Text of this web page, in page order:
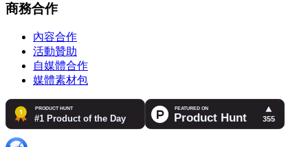
商務合作
內容合作
活動贊助
自媒體合作
媒體素材包